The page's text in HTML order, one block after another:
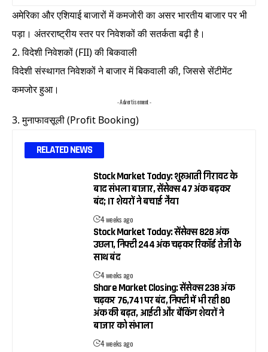
अमेरिका और एशियाई बाजारों में कमजोरी का असर भारतीय बाजार पर भी
पड़ा। अंतरराष्ट्रीय स्तर पर निवेशकों की सतर्कता बढ़ी है।
2. विदेशी निवेशकों (FII) की बिकवाली
विदेशी संस्थागत निवेशकों ने बाजार में बिकवाली की, जिससे सेंटीमेंट
कमजोर हुआ।
- Advertisement -
3. मुनाफावसूली (Profit Booking)
RELATED NEWS
Stock Market Today: शुरुआती गिरावट के
बाद संभला बाजार, सेंसेक्स 47 अंक बढ़कर
बंद; IT शेयरों ने बचाई नैया
4 weeks ago
Stock Market Today: सेंसेक्स 828 अंक
उछला, निफ्टी 244 अंक चढ़कर रिकॉर्ड तेजी के
साथ बंद
4 weeks ago
Share Market Closing: सेंसेक्स 238 अंक
चढ़कर 76,741 पर बंद, निफ्टी में भी रही 80
अंक की बढ़त, आईटी और बैंकिंग शेयरों ने
बाजार को संभाला
4 weeks ago